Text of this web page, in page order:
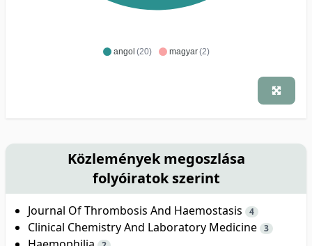
angol (20) magyar(2)
Közlemények megoszlása
folyóiratok szerint
Journal Of Thrombosis And Haemostasis 4
Clinical Chemistry And Laboratory Medicine 3